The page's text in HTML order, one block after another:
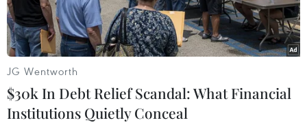
JG Wentworth
$30k In Debt Relief Scandal: What Financial
Institutions Quietly Conceal